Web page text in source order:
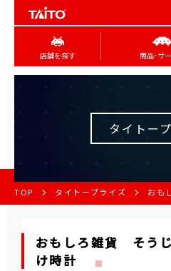
店舗を探す 商品･サ
タイトー
TOP タイトープライズ おも
おもしろ雑貨 そう
け時計